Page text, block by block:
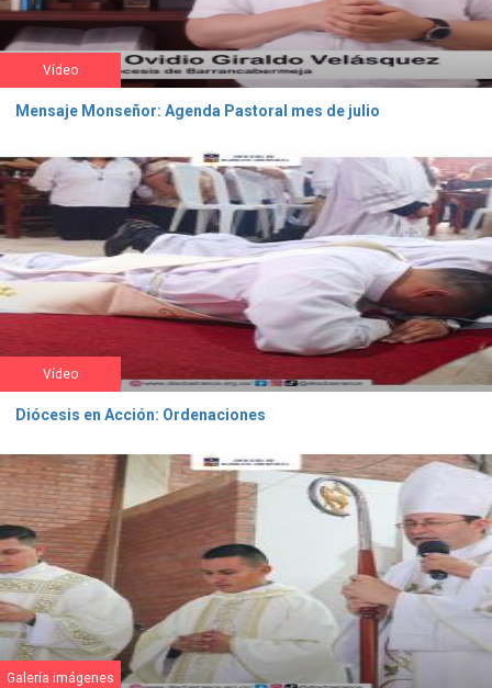
Vídeo
Mensaje Monseñor: Agenda Pastoral mes de julio
Vídeo
Diócesis en Acción: Ordenaciones
Galería imágenes